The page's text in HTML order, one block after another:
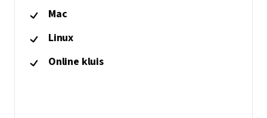
Mac
Linux
Online kluis